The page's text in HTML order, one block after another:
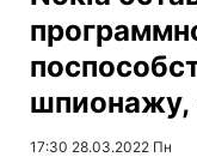
шпионажу,
17:30 28.03.2022 Пн